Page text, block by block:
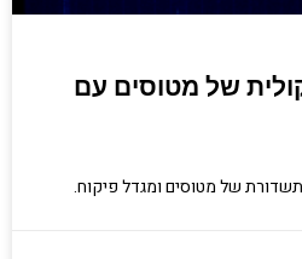
של מטוסים עם